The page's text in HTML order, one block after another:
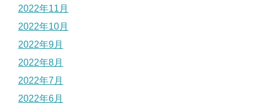
2022年11月
2022年10月
2022年9月
2022年8月
2022年7月
2022年6月